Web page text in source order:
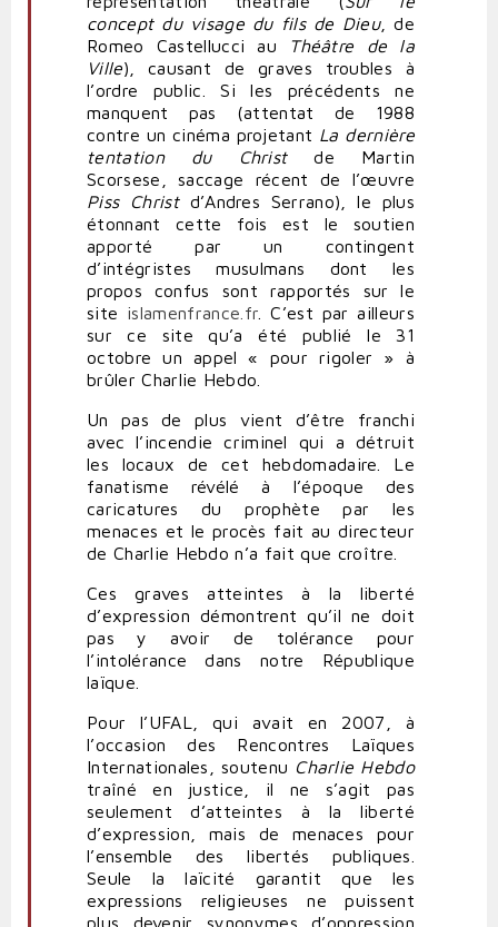
concept du visage du fils de Dieu, de
Romeo Castellucci au
Théâtre de la
Ville), causant de graves troubles à
l’ordre public. Si les précédents ne
manquent pas (attentat de 1988
contre un cinéma projetant La dernière
tentation du Christde Martin
Scorsese, saccage récent de l’œuvre
Piss Christd’Andres Serrano), le plus
étonnant cette fois est le soutien
apporté par un contingent
d’intégristes musulmans dont les
propos confus sont rapportés sur le
site islamenfrance.fr . C’est par ailleurs
sur ce site qu’a été publié le 31
octobre un appel « pour rigoler » à
brûler Charlie Hebdo.
Un pas de plus vient d’être franchi
avec l’incendie criminel qui a détruit
les locaux de cet hebdomadaire. Le
fanatisme révélé à l’époque des
caricatures du prophète par les
menaces et le procès fait au directeur
de Charlie Hebdo n’a fait que croître.
Ces graves atteintes à la liberté
d’expression démontrent qu’il ne doit
pas y avoir de tolérance pour
l’intolérance dans notre République
laïque.
Pour l’UFAL, qui avait en 2007, à
l’occasion des Rencontres Laïques
Internationales, soutenu Charlie Hebdo
traîné en justice, il ne s’agit pas
seulement d’atteintes à la liberté
d’expression, mais de menaces pour
l’ensemble des libertés publiques.
Seule la laïcité garantit que les
expressions religieuses ne puissent
plus devenir synonymes d’oppression